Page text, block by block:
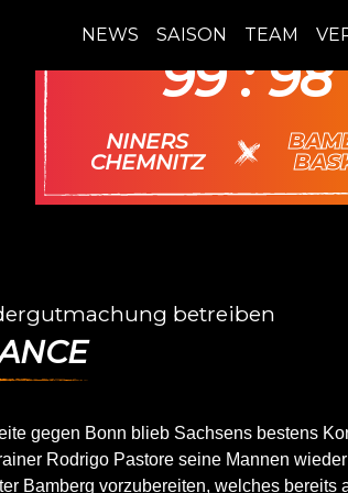
NEWS SAISON TEAM
13.04.
99 : 98
NINERS
CHEMNITZ
vs.
betreiben
gegen Bonn blieb Sachsens bestens
Rodrigo Pastore seine Mannen
Bamberg vorzubereiten, welches bereits